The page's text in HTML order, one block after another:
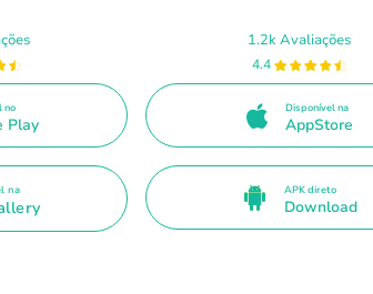
no
Play
1.2k Avaliações
4.4
Disponível na
AppStore
na APK direto
Download